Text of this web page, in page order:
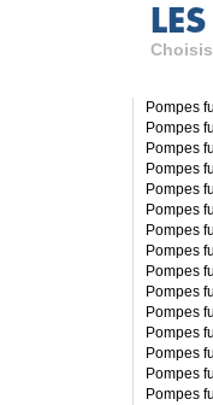
Pompes
Pompes
Pompes
Pompes
Pompes
Pompes
Pompes
Pompes
Pompes
Pompes
Pompes
Pompes
Pompes
Pompes
Pompes